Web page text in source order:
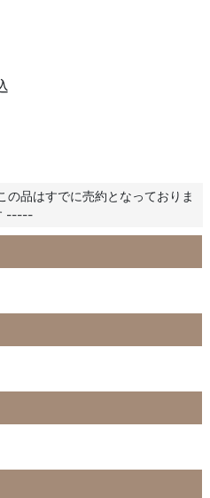
品はすでに売約となっておりま
-----